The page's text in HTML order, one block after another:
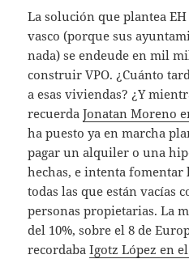
La solución que plantea
vasco (porque sus
nada) se endeude en mil
construir VPO. ¿Cuánto
a esas viviendas? ¿Y
recuerdaJonatan Moreno
ha puesto ya en marcha
pagar un alquiler o una
hechas, e intenta fomentar
todas las que están vacías
personas propietarias. La
del 10%, sobre el 8 de
recordabaIgotz López en